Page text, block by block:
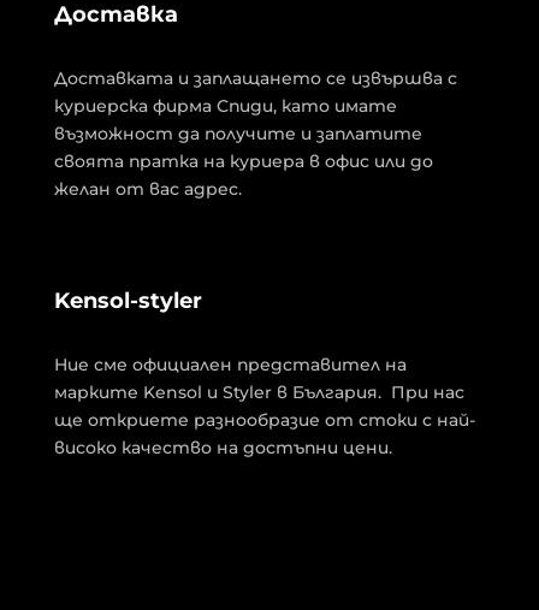
Доставка
Доставката и заплащането се извършва с
куриерска фирма Спиди, като имате
възможност да получите и заплатите
своята пратка на куриера в офис или до
желан от вас адрес.
Kensol-styler
Ние сме официален представител на
марките Kensol и Styler в България. При нас
ще откриете разнообразие от стоки с най-
високо качество на достъпни цени.